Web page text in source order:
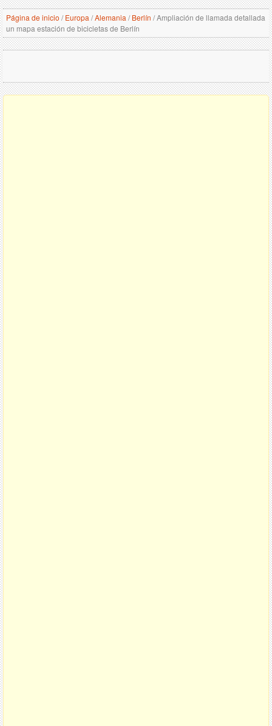
Página de inicio / Europa /Alemania / Berlín /Ampliación de llamada detallada
un mapa estación de bicicletas de Berlín